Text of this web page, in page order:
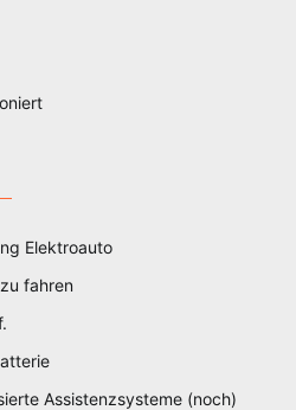
Elektroauto
fahren
Assistenzsysteme (noch)